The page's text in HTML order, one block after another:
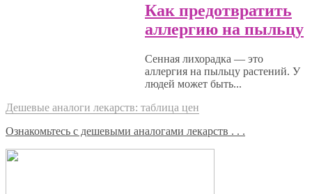
Как предотвратить
аллергию на пыльцу
Сенная лихорадка — это
аллергия на пыльцу растений. У
людей может быть...
Дешевые аналоги лекарств: таблица цен
Ознакомьтесь с дешевыми аналогами лекарств . . .